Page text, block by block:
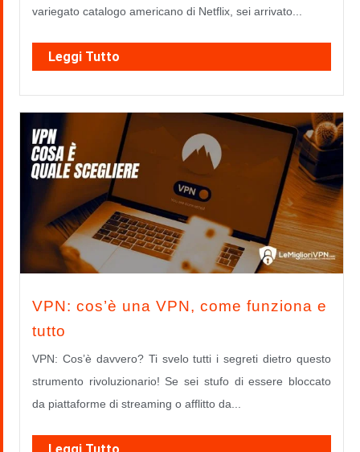
variegato catalogo americano di Netflix, sei arrivato...
Leggi Tutto
VPN: cos’è una VPN, come funziona e
tutto
VPN: Cos’è davvero? Ti svelo tutti i segreti dietro questo
strumento rivoluzionario! Se sei stufo di essere bloccato
da piattaforme di streaming o afflitto da...
Leggi Tutto